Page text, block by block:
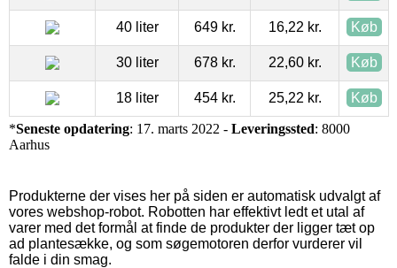
40 liter 649 kr. 16,22 kr. Køb
30 liter 678 kr. 22,60 kr. Køb
18 liter 454 kr. 25,22 kr. Køb
*Seneste opdatering: 17. marts 2022 - Leveringssted: 8000
Aarhus
Produkterne der vises her på siden er automatisk udvalgt af
vores webshop-robot. Robotten har effektivt ledt et utal af
varer med det formål at finde de produkter der ligger tæt op
ad plantesække, og som søgemotoren derfor vurderer vil
falde i din smag.